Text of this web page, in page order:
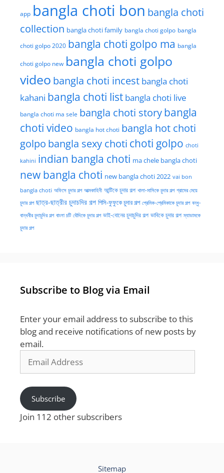
app bangla choti bon bangla choti
collection bangla choti family bangla choti golpo bangla
choti golpo 2020 bangla choti golpo ma bangla
choti golpo new bangla choti golpo
video bangla choti incest bangla choti
kahani bangla choti list bangla choti live
bangla choti ma sele bangla choti storybangla
choti video bangla hot choti bangla hot choti
golpo bangla sexy choti choti golpo choti
kahini indian bangla choti ma chele bangla choti
new bangla choti new bangla choti 2022 vai bon
bangla choti অফিসে চুদার গল্প আত্মকাহিনী আন্টিকে চুদার গল্প খালা-মাসিকে চুদার গল্প গ্রামের মেয়ে
চুদার গল্প ছাত্র-ছাত্রীর চুদাচদির গল্প পিসি-ফুফুকে চুদার গল্প প্রেমিক-প্রেমিকাকে চুদার গল্প বন্ধু-
বান্ধবীর চুদাচুদির গল্প বাংলা চটি বৌদিকে চুদার গল্প ভাই-বোনের চুদাচুদির গল্প ভাবিকে চুদার গল্প ম্যাডামকে
চুদার গল্প
Subscribe to Blog via Email
Enter your email address to subscribe to this
blog and receive notifications of new posts by
email.
Address
Subscribe
Join 112 other subscribers
Sitemap